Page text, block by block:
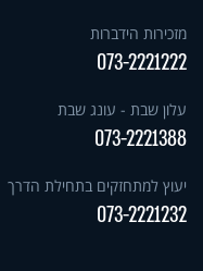
מזכירות הידברות
073-2221222
עלון שבת - עונג שבת
073-2221388
יעוץ למתחזקים בתחילת הדרך
073-2221232